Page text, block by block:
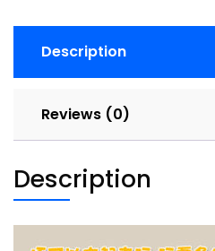
Description
Reviews (0)
Description